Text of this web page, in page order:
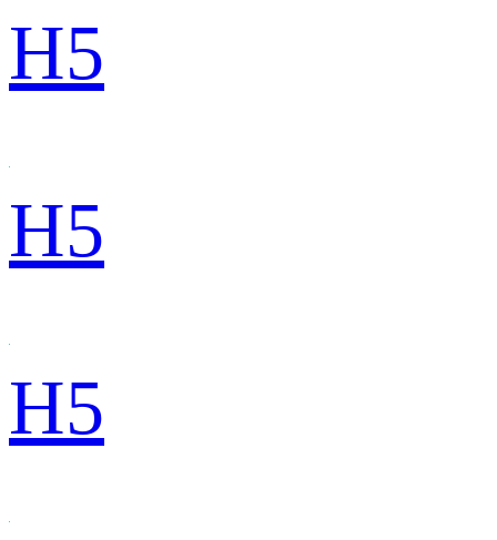
H5
H5
H5